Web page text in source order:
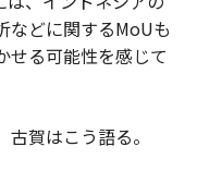
などに関するMoUも
せる可能性を感じて
賀はこう語る。